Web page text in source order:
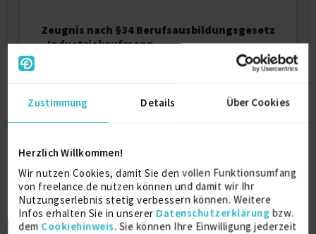
Zustimmung Details Über Cookies
Herzlich Willkommen!
Wir nutzen Cookies, damit Sie den vollen Funktionsumfang
von freelance.de nutzen können und damit wir Ihr
Nutzungserlebnis stetig verbessern können. Weitere
Infos erhalten Sie in unserer Datenschutzerklärung bzw.
dem Cookiehinweis. Sie können Ihre Einwilligung jederzeit
Zeugnis nach §34 Berufsausbildungsgesetz
- Industriekaufmann
Ausbildung
Betriebswirtschaft
Diplom
2008
Mainz